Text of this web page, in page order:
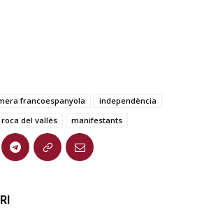
francoespanyola
independència
del vallès manifestants